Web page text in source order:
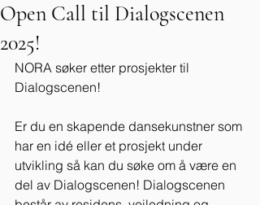
Open Call til Dialogscenen
2025!
NORA søker etter prosjekter til
Dialogscenen!
Er du en skapende dansekunstner som
har en idé eller et prosjekt under
utvikling så kan du søke om å være en
del av Dialogscenen! Dialogscenen